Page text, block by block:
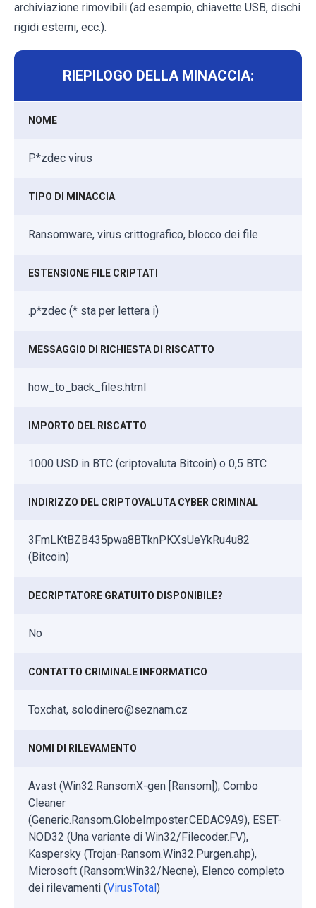
archiviazione rimovibili (ad esempio, chiavette USB, dischi
rigidi esterni, ecc.).
RIEPILOGO DELLA MINACCIA:
NOME
P*zdec virus
TIPO DI MINACCIA
Ransomware, virus crittografico, blocco dei file
ESTENSIONE FILE CRIPTATI
.p*zdec (* sta per lettera i)
MESSAGGIO DI RICHIESTA DI RISCATTO
how_to_back_files.html
IMPORTO DEL RISCATTO
1000 USD in BTC (criptovaluta Bitcoin) o 0,5 BTC
INDIRIZZO DEL CRIPTOVALUTA CYBER CRIMINAL
3FmLKtBZB435pwa8BTknPKXsUeYkRu4u82
(Bitcoin)
DECRIPTATORE GRATUITO DISPONIBILE?
No
CONTATTO CRIMINALE INFORMATICO
Toxchat, solodinero@seznam.cz
NOMI DI RILEVAMENTO
Avast (Win32:RansomX-gen [Ransom]), Combo
Cleaner
(Generic.Ransom.GlobeImposter.CEDAC9A9), ESET-
NOD32 (Una variante di Win32/Filecoder.FV),
Kaspersky (Trojan-Ransom.Win32.Purgen.ahp),
Microsoft (Ransom:Win32/Necne), Elenco completo
dei rilevamenti (VirusTotal)